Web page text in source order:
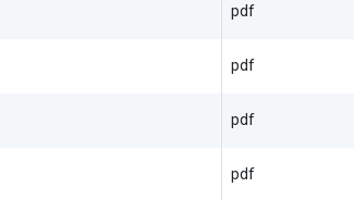
pdf
pdf
pdf
pdf